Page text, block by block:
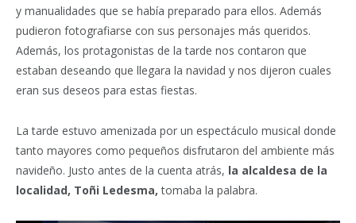
y manualidades que se había preparado para ellos. Además
pudieron fotografiarse con sus personajes más queridos.
Además, los protagonistas de la tarde nos contaron que
estaban deseando que llegara la navidad y nos dijeron cuales
eran sus deseos para estas fiestas.
La tarde estuvo amenizada por un espectáculo musical donde
tanto mayores como pequeños disfrutaron del ambiente más
navideño. Justo antes de la cuenta atrás, la alcaldesa de la
localidad, Toñi Ledesma, tomaba la palabra.